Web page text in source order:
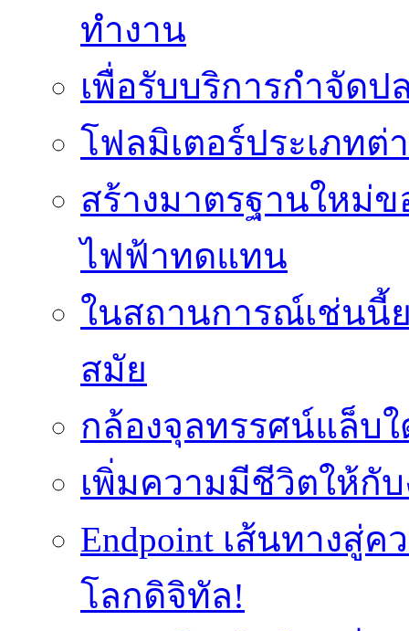
ทำงาน
เพื่อรับบริการกำจัด
โฟลมิเตอร์ประเภทต่
สร้างมาตรฐานใหม่ข
ไฟฟ้าทดแทน
ในสถานการณ์เช่นนี้
สมัย
กล้องจุลทรรศน์แล็บ
เพิ่มความมีชีวิตให้กับ
Endpoint เส้นทางสู่
โลกดิจิทัล!